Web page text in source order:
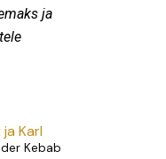
ja
Karl
Kebab